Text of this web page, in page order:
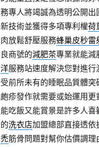
務專人將竭誠為透明公開出
新技術並獲得多項專利權荷
肉放鬆舒壓服務蜂巢皮秒雷
良商號的減肥茶專業就能減
洋服務站速度解決您對進
受前所未有的睡眠品質體
皰疹發作就需要或始運用
能吃飯又能賞景是許多人喜
的洗衣店加盟總部直接透
禿筋骨問題對幫你估價調